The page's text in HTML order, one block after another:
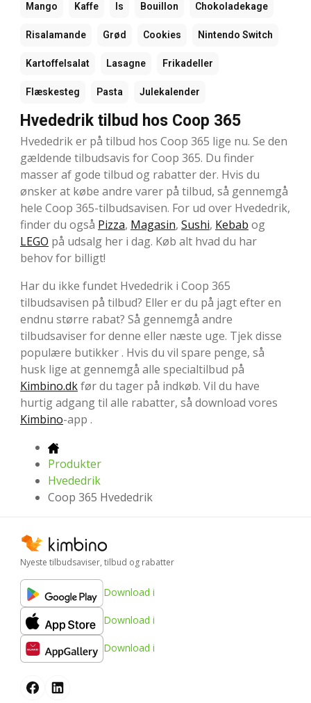
Mango Kaffe Is Bouillon Chokoladekage
Risalamande Grød Cookies Nintendo Switch
Kartoffelsalat Lasagne Frikadeller
Flæskesteg Pasta Julekalender
Hvededrik tilbud hos Coop 365
Hvededrik er på tilbud hos Coop 365 lige nu. Se den
gældende tilbudsavis for Coop 365. Du finder
masser af gode tilbud og rabatter der. Hvis du
ønsker at købe andre varer på tilbud, så gennemgå
hele Coop 365-tilbudsavisen. For ud over Hvededrik,
finder du også Pizza, Magasin, Sushi, Kebab og
LEGO på udsalg her i dag. Køb alt hvad du har
behov for billigt!
Har du ikke fundet Hvededrik i Coop 365
tilbudsavisen på tilbud? Eller er du på jagt efter en
endnu større rabat? Så gennemgå andre
tilbudsaviser for denne eller næste uge. Tjek disse
populære butikker . Hvis du vil spare penge, så
husk lige at gennemgå alle specialtilbud på
Kimbino.dkfør du tager på indkøb. Vil du have
hurtig adgang til alle rabatter, så download vores
Kimbino-app .
Produkter
Hvededrik
Coop 365 Hvededrik
Nyeste tilbudsaviser, tilbud og rabatter
Download i
Download i
Download i